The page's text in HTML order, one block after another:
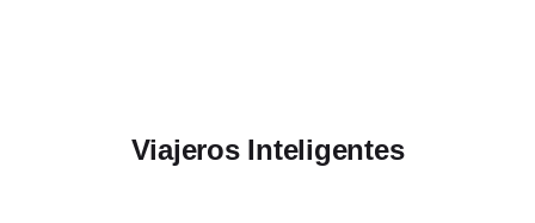
Viajeros Inteligentes